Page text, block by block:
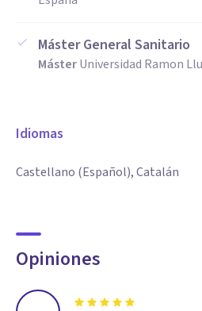
Máster General Sanitario
MásterUniversidad Ramon
Idiomas
Castellano (Español), Catalán
Opiniones